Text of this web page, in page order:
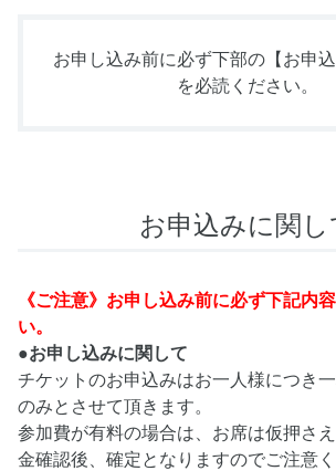
お申し込み前に必ず下部の 【お申
を必読ください。
お申込みに関し
《ご注意》お申し込み前に必ず下記内
い。
●お申し込みに関して
チケットのお申込みはお一人様につき
のみとさせて頂きます。
参加費が有料の場合は、お席は仮押さ
金確認後、確定となりますのでご注意く